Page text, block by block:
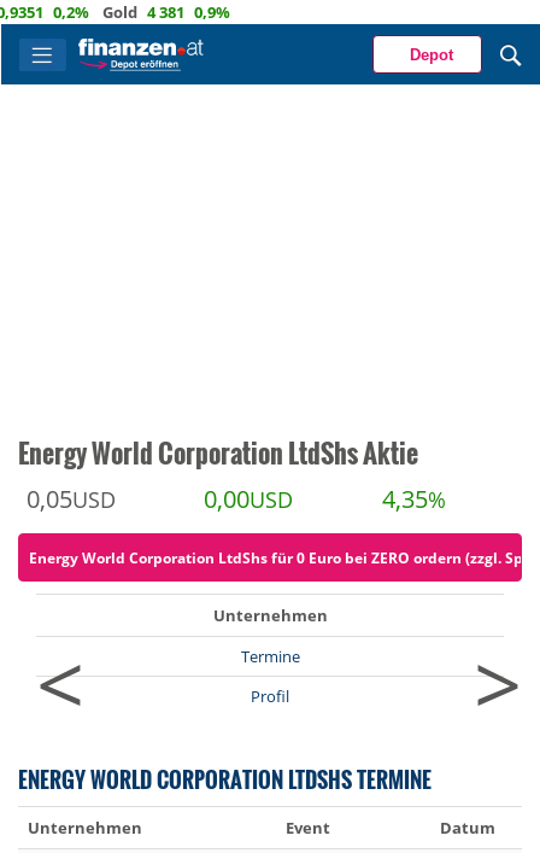
0,2% Gold 4 381 0,9%
Depot
Energy World Corporation LtdShs Aktie
0,05USD 0,00USD 4,35%
Energy World Corporation LtdShs für 0 Euro bei ZERO ordern (zzgl.
<
Unternehmen
Termine
Profil
>
ENERGY WORLD CORPORATION LTDSHS TERMINE
Unternehmen Event
Datum